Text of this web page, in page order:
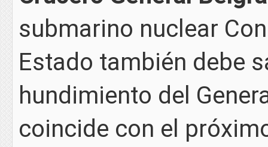
submarino nuclear
Estado también debe
hundimiento del
coincide con el